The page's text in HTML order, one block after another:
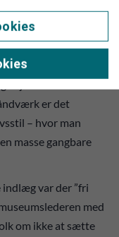
aktivt, så vil
fra januar til
af såvel
er det
– hvor man
masse gangbare
var der ”fri
med
om ikke at sætte